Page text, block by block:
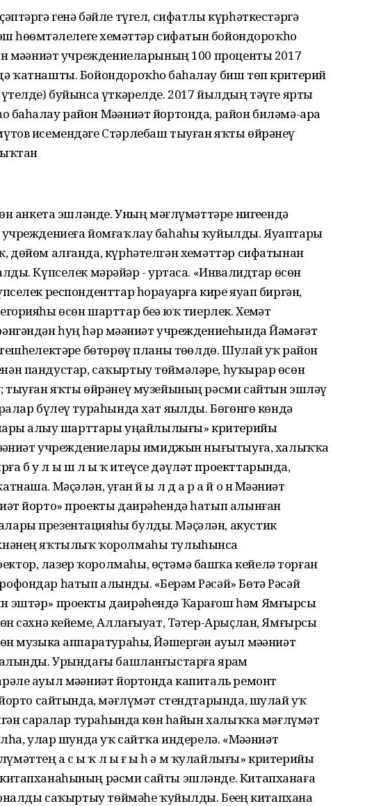
генә бәйле түгел, сифатлы күрһәткестәргә
һөҙөмтәлелеге хеҙмәттәр сифатын бойондороҡһоҙ
мәҙәниәт учреждениеларының 100 проценты 2017
ҡатнашты. Бойондороҡһоҙ баһалау биш төп критерий
буйынса үткәрелде. 2017 йылдың тәүге ярты
баһалау район Мәҙәниәт йортонда, район биләмә-ара
исемендәге Стәрлебаш тыуған яҡты өйрәнеү
анкета эшләнде. Уның мәғлүмәттәре нигеҙендә
йомғаҡлау баһаһы ҡуйылды. Яуаптарҙы
дөйөм алғанда, күрһәтелгән хеҙмәттәр сифатынан
Күпселек мәрәйҙәр - уртаса. «Инвалидтар өсөн
респонденттар һорауҙарға кире яуап биргән,
өсөн шарттар беҙҙә юҡ тиерлек. Хеҙмәт
һуң һәр мәҙәниәт учреждениеһында Йәмәғәт
бөтөрөү планы төҙөлдө. Шулай уҡ район
пандустар, саҡыртыу төймәләре, һуҡырҙар өсөн
тыуған яҡты өйрәнеү музейының рәсми сайтын эшләү
бүлеү тураһында хат яҙылды. Бөгөнгө көндә
алыу шарттары уңайлылығы» критерийы
учреждениелары имиджын нығытыуға, халыҡҡа
б у л ы ш л ы ҡ итеүсе дәүләт проекттарында,
Мәҫәлән, уҙған й ы л д а р а й о н Мәҙәниәт
йорто» проекты даирәһендә һатып алынған
презентацияһы булды. Мәҫәлән, акустик
яҡтылыҡ ҡоролмаһы тулыһынса
лазер ҡоролмаһы, өҫтәмә башҡа кейелә торған
һатып алынды. «Берҙәм Рәсәй» Бөтә Рәсәй
эштәр» проекты даирәһендә Ҡарағош һәм Ямғырсы
сәхнә кейеме, Аллағыуат, Тәтер-Арыҫлан, Ямғырсы
музыка аппаратураһы, Йәшергән ауыл мәҙәниәт
Урындағы башланғыстарға ярҙам
ауыл мәҙәниәт йортонда капиталь ремонт
йорто сайтында, мәғлүмәт стендтарында, шулай уҡ
саралар тураһында көн һайын халыҡҡа мәғлүмәт
улар шунда уҡ сайтҡа индерелә. «Мәҙәниәт
а с ы ҡ л ы ғ ы һ ә м ҡулайлығы» критерийы
рәсми сайты эшләнде. Китапханаға
саҡыртыу төймәһе ҡуйылды. Беҙҙең китапхана